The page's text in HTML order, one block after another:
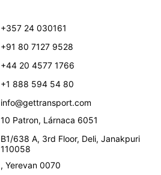
+357 24 030161
+91 80 7127 9528
+44 20 4577 1766
+1 888 594 54 80
info@gettransport.com
10 Patron, Lárnaca 6051
B1/638 A, 3rd Floor, Deli,Janakpuri
110058
,Yerevan 0070